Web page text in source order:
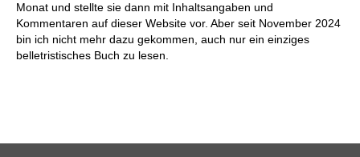
Monat und stellte sie dann mit Inhaltsangaben und
Kommentaren auf dieser Website vor. Aber seit November 2024
bin ich nicht mehr dazu gekommen, auch nur ein einziges
belletristisches Buch zu lesen.